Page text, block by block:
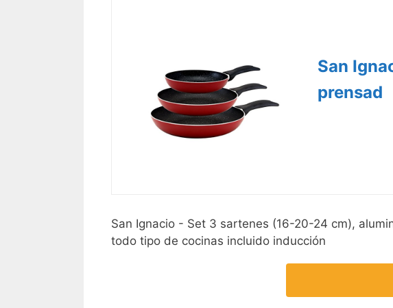
San
prensad
San Ignacio - Set 3 sartenes (16-20-24 cm),
todo tipo de cocinas incluido inducción